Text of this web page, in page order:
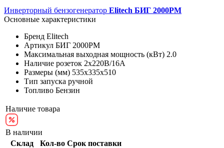
Инверторный бензогенератор Elitech БИГ 2000РМ
Основные характеристики
Бренд Elitech
Артикул БИГ 2000РМ
Максимальная выходная мощность (кВт) 2.0
Наличие розеток 2х220В/16A
Размеры (мм) 535х335х510
Тип запуска ручной
Топливо Бензин
Наличие товара
В наличии
Склад
Кол-во Срок поставки